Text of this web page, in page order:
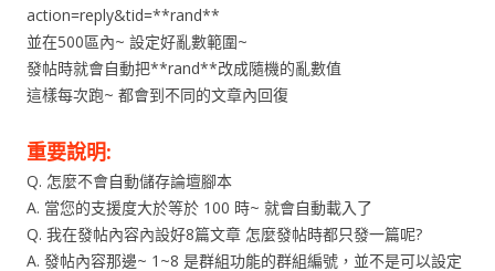
action=reply&tid=**rand**
並在500區內~ 設定好亂數範圍~
發帖時就會自動把**rand**改成隨機的亂數值
這樣每次跑~ 都會到不同的文章內回復
重要說明:
Q. 怎麼不會自動儲存論壇腳本
A. 當您的支援度大於等於 100 時~ 就會自動載入了
Q. 我在發帖內容內設好8篇文章 怎麼發帖時都只發一篇呢?
A. 發帖內容那邊~ 1~8 是群組功能的群組編號，並不是可以設定